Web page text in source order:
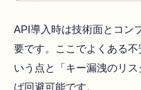
API導入時は技術面とコン
要です。ここでよくある
いう点と「キー漏洩のリ
ば回避可能です。